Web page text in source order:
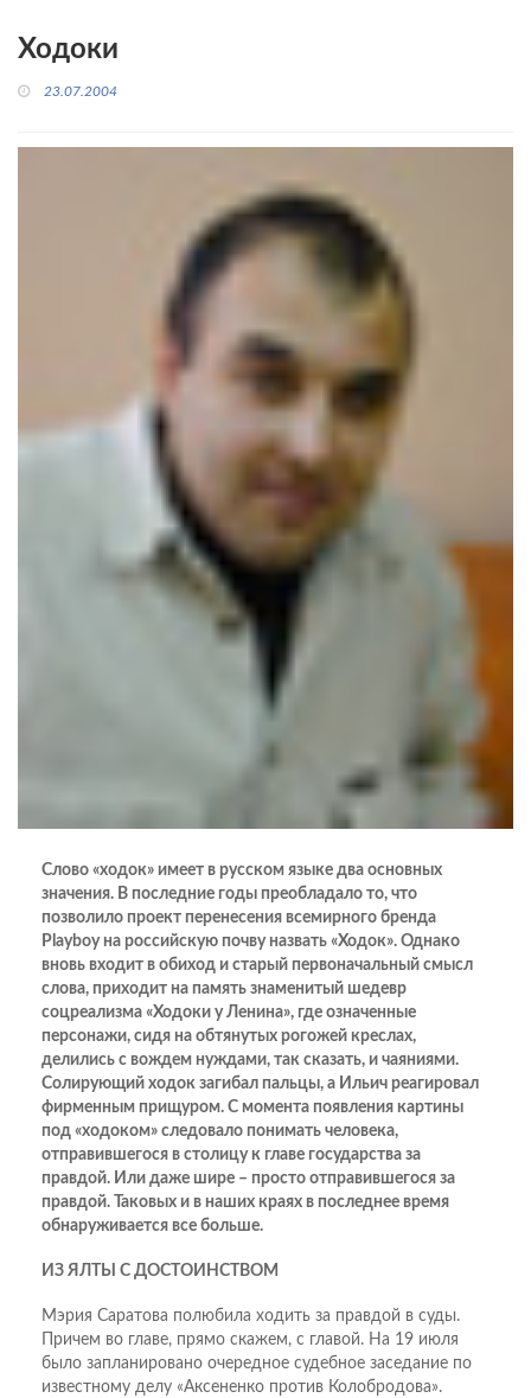
Ходоки
23.07.2004
Слово «ходок» имеет в русском языке два основных
значения. В последние годы преобладало то, что
позволило проект перенесения всемирного бренда
Playboy на российскую почву назвать «Ходок». Однако
вновь входит в обиход и старый первоначальный смысл
слова, приходит на память знаменитый шедевр
соцреализма «Ходоки у Ленина», где означенные
персонажи, сидя на обтянутых рогожей креслах,
делились с вождем нуждами, так сказать, и чаяниями.
Солирующий ходок загибал пальцы, а Ильич реагировал
фирменным прищуром. С момента появления картины
под «ходоком» следовало понимать человека,
отправившегося в столицу к главе государства за
правдой. Или даже шире – просто отправившегося за
правдой. Таковых и в наших краях в последнее время
обнаруживается все больше.
ИЗ ЯЛТЫ С ДОСТОИНСТВОМ
Мэрия Саратова полюбила ходить за правдой в суды.
Причем во главе, прямо скажем, с главой. На 19 июля
было запланировано очередное судебное заседание по
известному делу «Аксененко против Колобродова».